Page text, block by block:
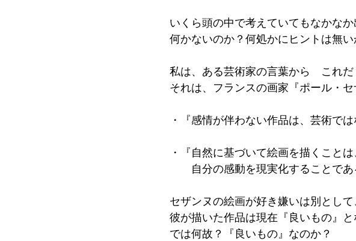
いくら頭の中で考えていてもなかなか
何かないのか？何処かにヒントは無い
私は、ある芸術家の言葉から　これ
それは、フランスの画家『ポール・セ
・『感情が伴わない作品は、芸術では
・『自然に基づいて絵画を描くこと
自分の感動を現実化することであ
セザンヌの絵画が好き嫌いは別として
彼が描いた作品は現在『良いもの』と
では何故？『良いもの』なのか？